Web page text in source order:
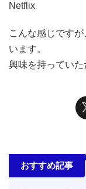
Netflix
こんな感じです
います。
興味を持っていた
おすすめ記事